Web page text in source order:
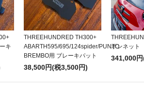
キ
THREEHUNDRED TH300+
ABARTH595/695/124spider/PUNTO
BREMBO用 ブレーキパット
38,500円(税3,500円)
ボンネット
341,000